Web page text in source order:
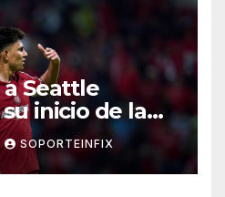
Seattle
inicio de la
2026
SOPORTEINFIX